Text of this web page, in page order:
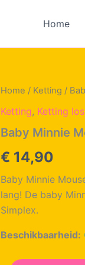
Home
Home / Ketting /
Ketting, Ketting los
Baby Minnie
€ 14,90
Baby Minnie
lang! De baby
Simplex.
Beschikbaarheid: